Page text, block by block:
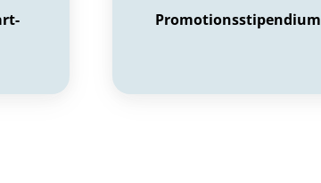
Promotionsstipendium